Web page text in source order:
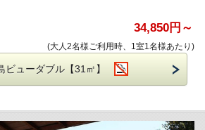
（税込/食事代別）
1,650円 3歳未満：無料
異なります。お問合せくださいませ。
年齢をお知らせくださいませ。
金のご案内
がりいただける
楽しみくださいませ。
市千日町1-1 センテラス天文館 15階
34,850円～
(大人2名様ご利用時、1室1名様あたり)
ビューダブル【31㎡】